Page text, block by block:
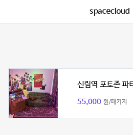
spacecloud
신림역 포토존 파
55,000 원/패키지